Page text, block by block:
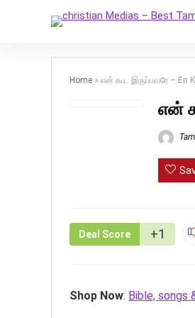
Home » என் கூட இருப்பவரே – En
என்
Deal Score +1
Shop Now: Bible, songs